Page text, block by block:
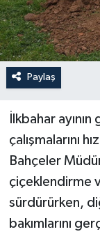
Paylaş
İlkbahar
çalışmalarını
Bahçeler
çiçeklendirme
sürdürürken,
bakımlarını